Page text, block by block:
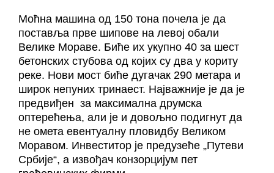
Моћна машина од 150 тона почела је да
поставља прве шипове на левој обали
Велике Мораве. Биће их укупно 40 за шест
бетонских стубова од којих су два у кориту
реке. Нови мост биће дугачак 290 метара и
широк непуних тринаест. Најважније је да је
предвиђен за максимална друмска
оптерећења, али је и довољно подигнут да
не омета евентуалну пловидбу Великом
Моравом. Инвеститор је предузеће „Путеви
Србије“, а извођач конзорцијум пет